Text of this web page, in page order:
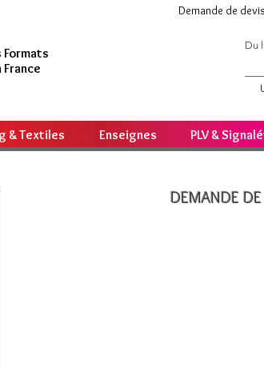
Formats
Demande de devis
Du
& Textiles Enseignes PLV &
DEMANDE